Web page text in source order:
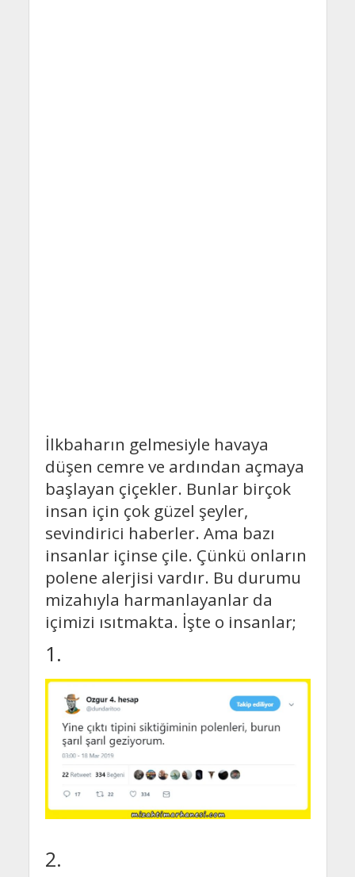
İlkbaharın gelmesiyle havaya
düşen cemre ve ardından açmaya
başlayan çiçekler. Bunlar birçok
insan için çok güzel şeyler,
sevindirici haberler. Ama bazı
insanlar içinse çile. Çünkü onların
polene alerjisi vardır. Bu durumu
mizahıyla harmanlayanlar da
içimizi ısıtmakta. İşte o insanlar;
1.
2.